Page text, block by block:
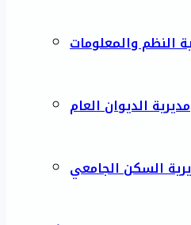
النظم والمعلومات
مديرية الديوان العام
السكن الجامعي